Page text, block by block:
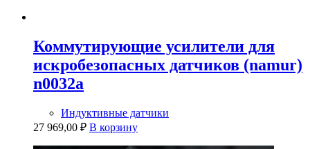
Коммутирующие усилители для
искробезопасных датчиков (namur)
n0032a
Индуктивные датчики
27 969,00 ₽ В корзину